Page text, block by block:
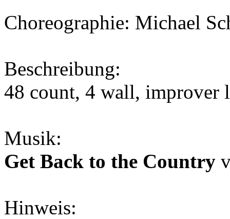
Choreographie: Michael
Beschreibung:
48 count, 4 wall, improver
Musik:
Get Back to the Country
Hinweis: